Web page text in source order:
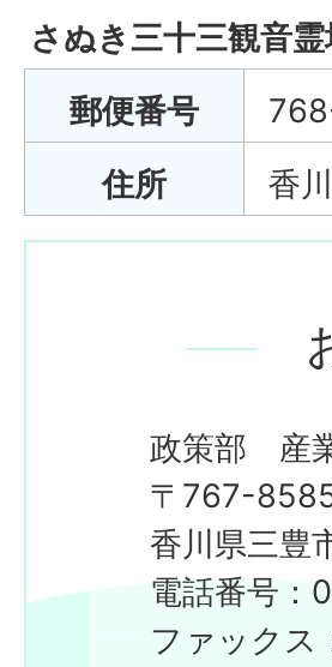
さぬき三十三観音
郵便番号
住所
香
政策部 産
〒767-
香川県三豊
電話番号
ファック